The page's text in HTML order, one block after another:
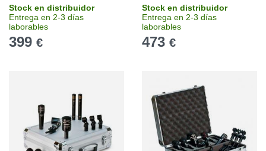
Stock en distribuidor
Entrega en 2-3 días
laborables
399 €
Stock en distribuidor
Entrega en 2-3 días
laborables
473 €